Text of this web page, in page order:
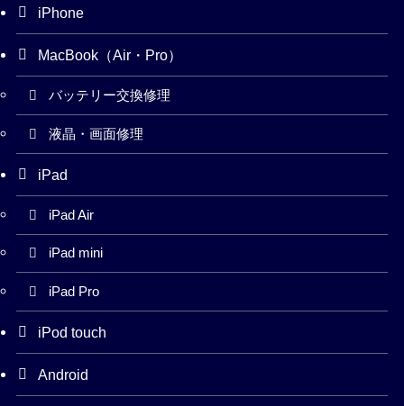
iPhone
MacBook（Air・Pro）
バッテリー交換修理
液晶・画面修理
iPad
iPad Air
iPad mini
iPad Pro
iPod touch
Android